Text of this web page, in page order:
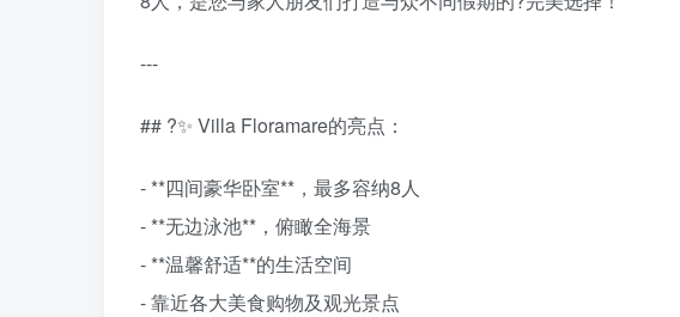
---
## ?️✨ Villa Floramare的亮点：
- **四间豪华卧室**，最多容纳8人
- **无边泳池**，俯瞰全海景
- **温馨舒适**的生活空间
- 靠近各大美食购物及观光景点